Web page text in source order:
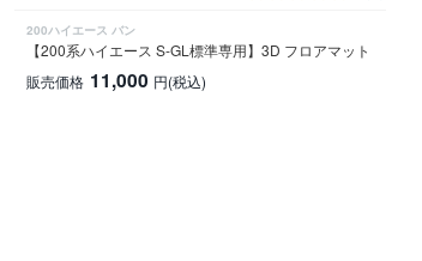
200ハイエース バン
【200系ハイエース S-GL標準専用】3D フロアマット
販売価格 11,000 円(税込)